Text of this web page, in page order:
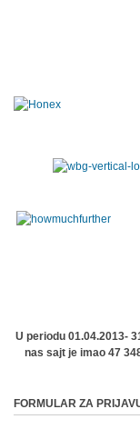
U periodu 01.04.2013-
nas sajt je imao 47
FORMULAR ZA